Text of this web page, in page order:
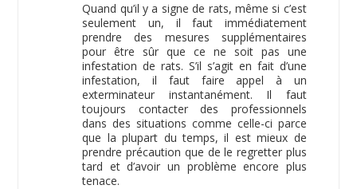
Quand qu’il y a signe de rats, même si c’est
seulement un, il faut immédiatement
prendre des mesures supplémentaires
pour être sûr que ce ne soit pas une
infestation de rats. S’il s’agit en fait d’une
infestation, il faut faire appel à un
exterminateur instantanément. Il faut
toujours contacter des professionnels
dans des situations comme celle-ci parce
que la plupart du temps, il est mieux de
prendre précaution que de le regretter plus
tard et d’avoir un problème encore plus
tenace.